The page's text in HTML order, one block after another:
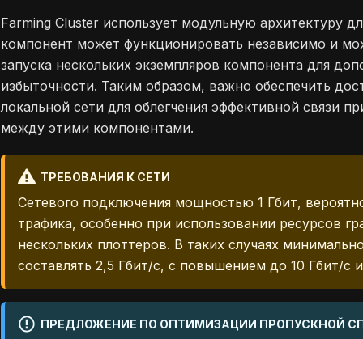
Farming Cluster использует модульную архитектуру
компонент может функционировать независимо и
запуска нескольких экземпляров компонента для
избыточности. Таким образом, важно обеспечить
локальной сети для облегчения эффективной связи
между этими компонентами.
ТРЕБОВАНИЯ К СЕТИ
Сетевого подключения мощностью 1 Гбит,
трафика, особенно при использовании ресурсов
нескольких плоттеров. В таких случаях
составлять 2,5 Гбит/с, с повышением до 10 Гбит/с
ПРЕДЛОЖЕНИЕ ПО ОПТИМИЗАЦИИ ПРОПУСКНОЙ